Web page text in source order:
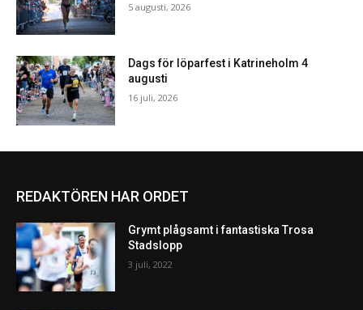
5 augusti, 2026
Dags för löparfest i Katrineholm 4
augusti
16 juli, 2026
REDAKTÖREN HAR ORDET
Grymt plågsamt i fantastiska Trosa
Stadslopp
3 juli, 2022